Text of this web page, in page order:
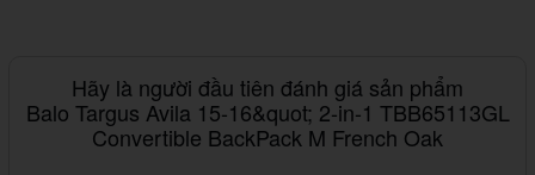
Hãy là người đầu tiên đánh giá sản phẩm
Balo Targus Avila 15-16&quot; 2-in-1 TBB65113GL
Convertible BackPack M French Oak